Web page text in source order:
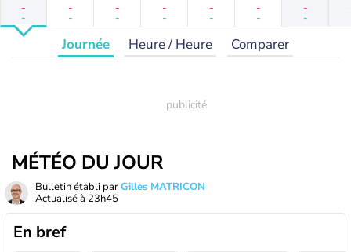
-
-
-
-
-
-
-
-
-
-
-
-
-
-
Journée Heure / Heure Comparer
MÉTÉO DU JOUR
Bulletin établi parGilles MATRICON
Actualisé à 23h45
En bref